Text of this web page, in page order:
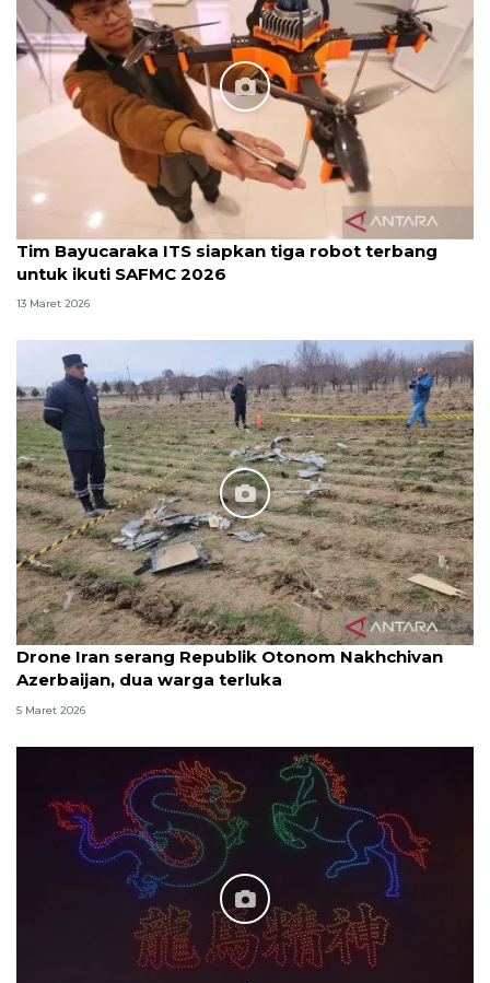
Tim Bayucaraka ITS siapkan tiga robot terbang
untuk ikuti SAFMC 2026
13 Maret 2026
Drone Iran serang Republik Otonom Nakhchivan
Azerbaijan, dua warga terluka
5 Maret 2026